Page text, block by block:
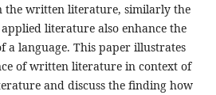
the written literature, similarly the
literature also enhance the
a language. This paper illustrates
of written literature in context of
and discuss the finding how